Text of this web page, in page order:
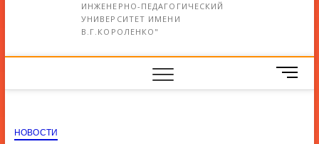
ИНЖЕНЕРНО-ПЕДАГОГИЧЕСКИЙ
УНИВЕРСИТЕТ ИМЕНИ
В.Г.КОРОЛЕНКО"
М
е
НОВОСТИ